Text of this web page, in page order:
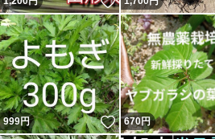
999円 いいね！
670円